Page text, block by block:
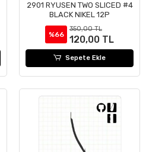
2901 RYUSEN TWO SLICED #4
BLACK NIKEL 12P
%66
350,00 TL
120,00 TL
Sepete Ekle